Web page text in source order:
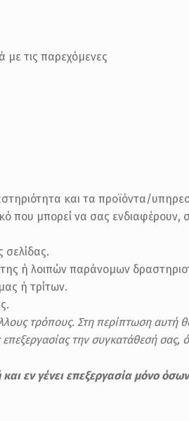
με τις παρεχόμενες
και τα προϊόντα/
που μπορεί να σας
σελίδας.
ή λοιπών παράνομων
ή τρίτων.
τρόπους. Στη περίπτωση αυτή
την συγκατάθεσή σας,
εν γένει επεξεργασία μόνο